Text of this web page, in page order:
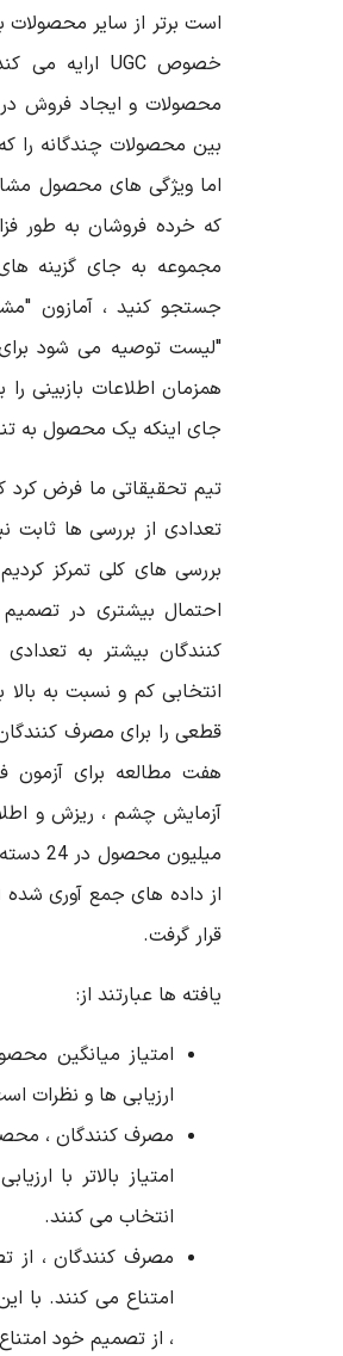
است برتر از سایر محصولات
خصوصUGC ارایه می
محصولات و ایجاد فروش در
بین محصولات چندگانه را
اما ویژگی های محصول
که خرده فروشان به طور
مجموعه به جای گزینه
جستجو کنید ، آمازون
"لیست توصیه می شود
همزمان اطلاعات بازبینی
جای اینکه یک محصول به
تیم تحقیقاتی ما فرض
تعدادی از بررسی ها
بررسی های کلی تمرکز
احتمال بیشتری در
کنندگان بیشتر به
انتخابی کم و نسبت به
قطعی را برای مصرف
هفت مطالعه برای آزمون
از داده های جمع آوری شده
قرار گرفت.
یافته ها عبارتند از:
امتیاز میانگین
ارزیابی ها و نظرات
مصرف کنندگان ،
امتیاز بالاتر با
انتخاب می کنند.
مصرف کنندگان ، از
امتناع می کنند. با
، از تصمیم خود